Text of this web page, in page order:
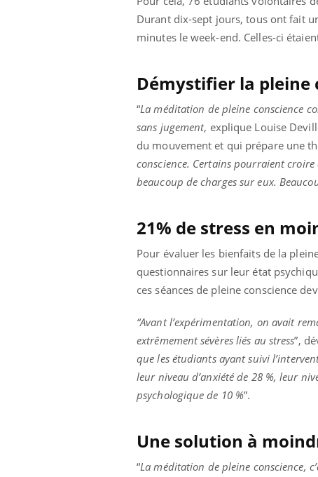
Durant dix-sept jours, tous ont fait
minutes le week-end. Celles-ci
Démystifier la pleine
“La méditation de pleine conscience
sans jugement, explique Louise
du mouvement et qui prépare une
conscience. Certains pourraient croire
beaucoup de charges sur eux.
21% de stress en
Pour évaluer les bienfaits de la
questionnaires sur leur état
ces séances de pleine conscience
“Avant l’expérimentation, on avait
extrêmement sévères liés au stress”,
que les étudiants ayant suivi
leur niveau d’anxiété de 28 %, leur
psychologique de 10 %”.
Une solution à
“La méditation de pleine conscience,